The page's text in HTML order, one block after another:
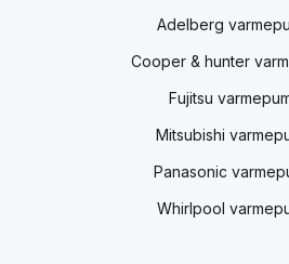
Adelberg
Cooper & hunter
Fujitsu
Mitsubishi
Panasonic
Whirlpool